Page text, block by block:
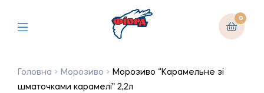
0
Головна Морозиво
Морозиво “Карамельне зі
шматочками карамелі” 2,2л